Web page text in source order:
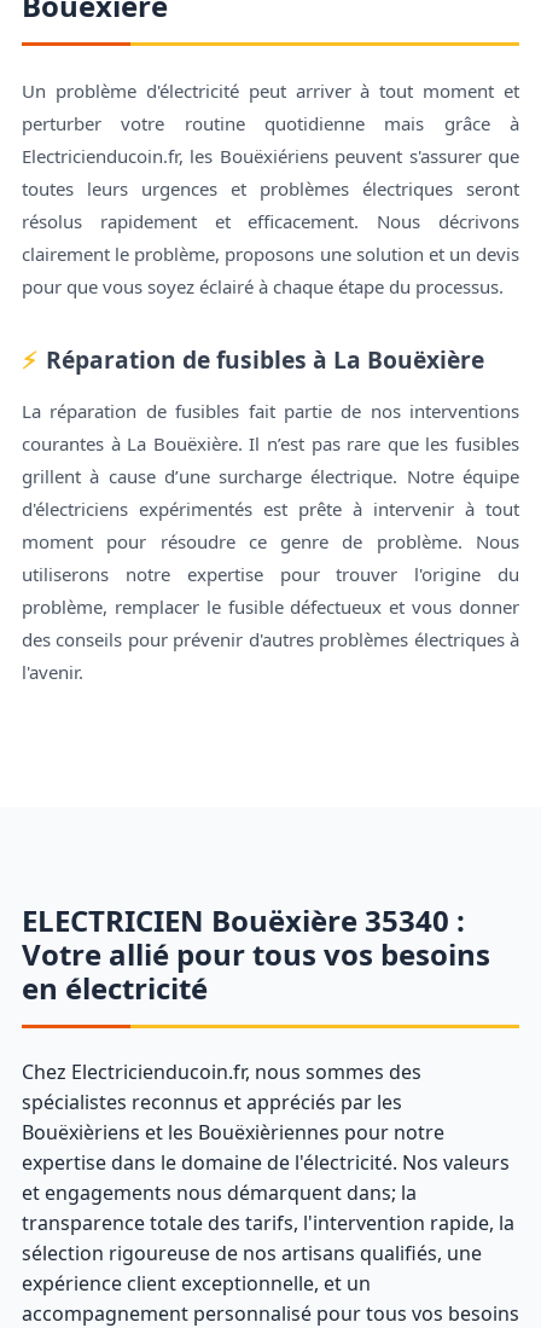
Un problème d'électricité peut arriver à tout moment et
perturber votre routine quotidienne mais grâce à
Electricienducoin.fr, les Bouëxiériens peuvent s'assurer que
toutes leurs urgences et problèmes électriques seront
résolus rapidement et efficacement. Nous décrivons
clairement le problème, proposons une solution et un devis
pour que vous soyez éclairé à chaque étape du processus.
Réparation de fusibles à La Bouëxière
La réparation de fusibles fait partie de nos interventions
courantes à La Bouëxière. Il n’est pas rare que les fusibles
grillent à cause d’une surcharge électrique. Notre équipe
d'électriciens expérimentés est prête à intervenir à tout
moment pour résoudre ce genre de problème. Nous
utiliserons notre expertise pour trouver l'origine du
problème, remplacer le fusible défectueux et vous donner
des conseils pour prévenir d'autres problèmes électriques à
l'avenir.
ELECTRICIEN Bouëxière 35340 :
Votre allié pour tous vos besoins
en électricité
Chez Electricienducoin.fr, nous sommes des
spécialistes reconnus et appréciés par les
Bouëxièriens et les Bouëxièriennes pour notre
expertise dans le domaine de l'électricité. Nos valeurs
et engagements nous démarquent dans; la
transparence totale des tarifs, l'intervention rapide, la
sélection rigoureuse de nos artisans qualifiés, une
expérience client exceptionnelle, et un
accompagnement personnalisé pour tous vos besoins